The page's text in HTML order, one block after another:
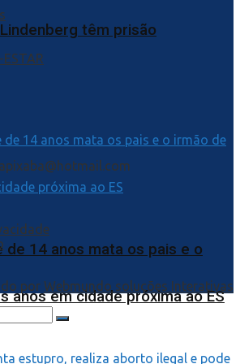
têm prisão
de 14 anos mata os pais e o
anos em cidade próxima ao ES
por Webmundo soluções Interativas